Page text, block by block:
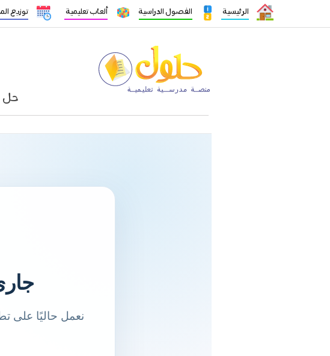
الرئيسية الفصول الدراسية ألعاب تعليمية توزيع
حل